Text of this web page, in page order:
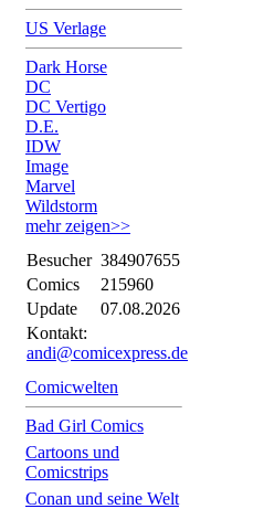
US Verlage
Dark Horse
DC
DC Vertigo
D.E.
IDW
Image
Marvel
Wildstorm
mehr zeigen>>
Besucher 384907655
Comics
215960
Update
07.08.2026
Kontakt:
andi@comicexpress.de
Comicwelten
Bad Girl Comics
Cartoons und
Comicstrips
Conan und seine Welt